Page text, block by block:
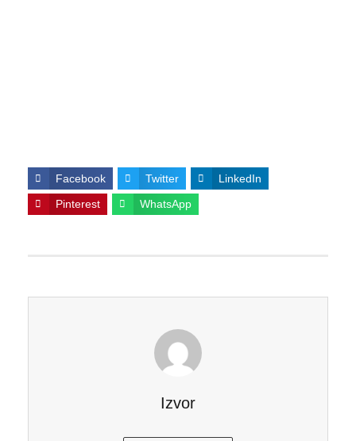
Facebook Twitter LinkedIn
Pinterest WhatsApp
Izvor